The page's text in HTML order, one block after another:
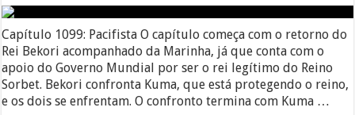
Capítulo 1099: Pacifista O capítulo começa com o retorno do
Rei Bekori acompanhado da Marinha, já que conta com o
apoio do Governo Mundial por ser o rei legítimo do Reino
Sorbet. Bekori confronta Kuma, que está protegendo o reino,
e os dois se enfrentam. O confronto termina com Kuma …